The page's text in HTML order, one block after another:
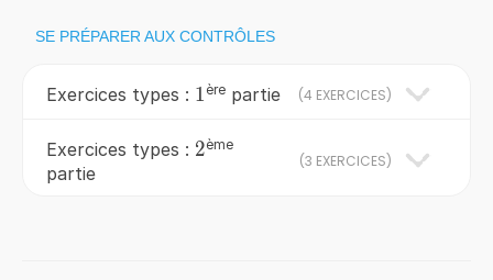
SE PRÉPARER AUX CONTRÔLES
Exercices types : 1
1 ère partie (4 EXERCICES)
Exercices types : 2
2ème
partie
(3 EXERCICES)